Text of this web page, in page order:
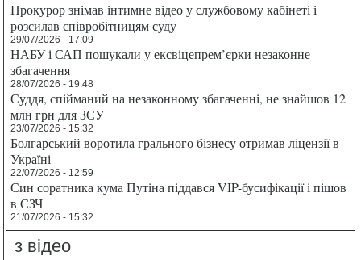
Прокурор знімав інтимне відео у службовому кабінеті і
розсилав співробітницям суду
29/07/2026 - 17:09
НАБУ і САП пошукали у ексвіцепрем’єрки незаконне
збагачення
28/07/2026 - 19:48
Суддя, спійманий на незаконному збагаченні, не знайшов 12
млн грн для ЗСУ
23/07/2026 - 15:32
Болгарський воротила грального бізнесу отримав ліцензії в
Україні
22/07/2026 - 12:59
Син соратника кума Путіна піддався VIP-бусифікації і пішов
в СЗЧ
21/07/2026 - 15:32
з відео